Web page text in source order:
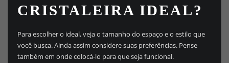
CRISTALEIRA IDEAL?
Para escolher o ideal, veja o tamanho do espaço e o estilo que
você busca. Ainda assim considere suas preferências. Pense
também em onde colocá-lo para que seja funcional.